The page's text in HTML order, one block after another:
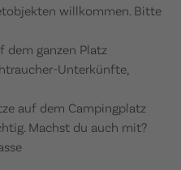
willkommen. Bitte
dem ganzen Platz
Unterkünfte,
auf dem Campingplatz
Machst du auch mit?